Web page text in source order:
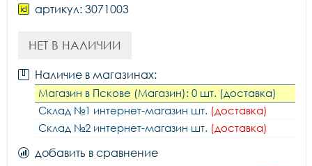
артикул: 3071003
НЕТ В НАЛИЧИИ
Наличие в магазинах:
Магазин в Пскове (Магазин): 0 шт. (доставка)
Склад №1 интернет-магазин шт. (доставка)
Склад №2 интернет-магазин шт. (доставка)
добавить в сравнение